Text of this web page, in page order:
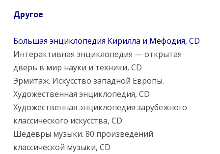
Другое
Большая энциклопедия Кирилла и Мефодия, CD
Интерактивная энциклопедия — открытая
дверь в мир науки и техники, CD
Эрмитаж. Искусство западной Европы.
Художественная энциклопедия, CD
Художественная энциклопедия зарубежного
классического искусства, CD
Шедевры музыки. 80 произведений
классической музыки, CD